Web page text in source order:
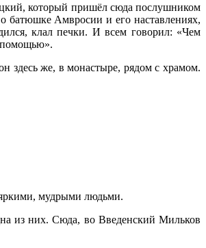
который пришёл сюда послушником
батюшке Амвросии и его наставлениях,
клал печки. И всем говорил: «Чем
помощью».
здесь же, в монастыре, рядом с храмом.
яркими, мудрыми людьми.
из них. Сюда, во Введенский Мильков